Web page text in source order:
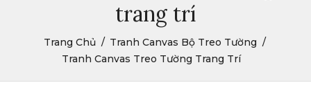
trang trí
Trang Chủ
Tranh Canvas Bộ Treo Tường
Tranh Canvas Treo Tường Trang Trí